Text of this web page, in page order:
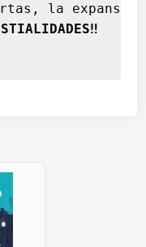
la